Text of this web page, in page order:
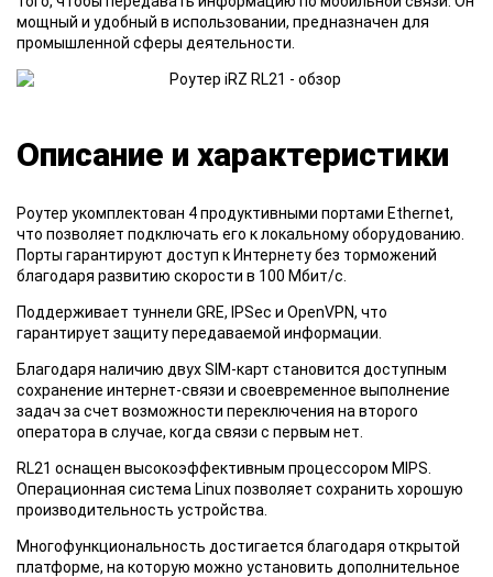
мощный и удобный в использовании, предназначен для
промышленной сферы деятельности.
Описание и характеристики
Роутер укомплектован 4 продуктивными портами Ethernet,
что позволяет подключать его к локальному оборудованию.
Порты гарантируют доступ к Интернету без торможений
благодаря развитию скорости в 100 Мбит/с.
Поддерживает туннели GRE, IPSec и OpenVPN, что
гарантирует защиту передаваемой информации.
Благодаря наличию двух SIM-карт становится доступным
сохранение интернет-связи и своевременное выполнение
задач за счет возможности переключения на второго
оператора в случае, когда связи с первым нет.
RL21 оснащен высокоэффективным процессором MIPS.
Операционная система Linux позволяет сохранить хорошую
производительность устройства.
Многофункциональность достигается благодаря открытой
платформе, на которую можно установить дополнительное